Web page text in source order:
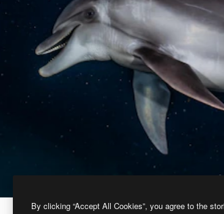
By clicking “Accept All Cookies”, you agree to the